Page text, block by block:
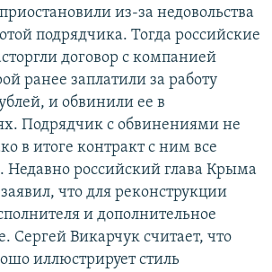
из-за недовольства
подрядчика. Тогда российские
договор с компанией
ранее заплатили за работу
и обвинили ее в
Подрядчик с обвинениями не
в итоге контракт с ним все
Недавно российский глава Крыма
заявил, что для реконструкции
и дополнительное
Сергей Викарчук считает, что
иллюстрирует стиль